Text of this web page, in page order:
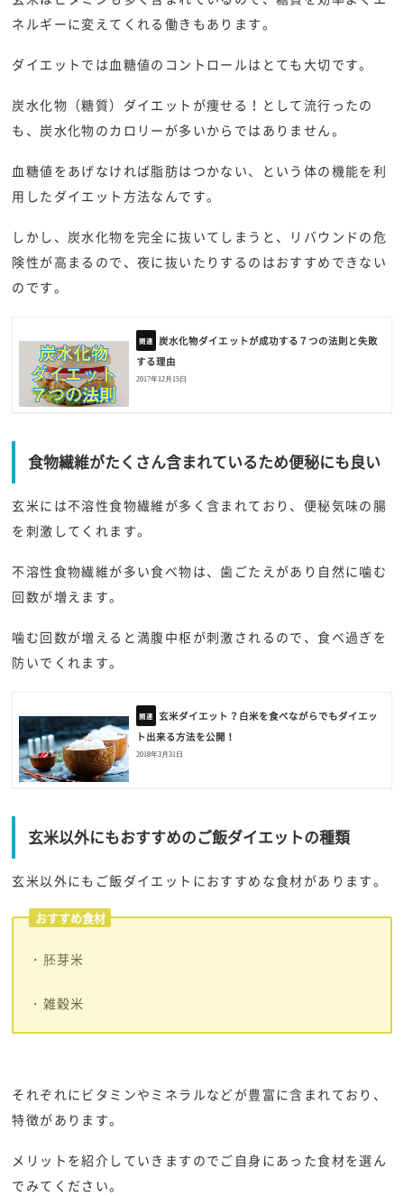
ネルギーに変えてくれる働きもあります。
ダイエットでは血糖値のコントロールはとても大切です。
炭水化物（糖質）ダイエットが痩せる！として流行ったの
も、炭水化物のカロリーが多いからではありません。
血糖値をあげなければ脂肪はつかない、という体の機能を利
用したダイエット方法なんです。
しかし、炭水化物を完全に抜いてしまうと、リバウンドの危
険性が高まるので、夜に抜いたりするのはおすすめできない
のです。
炭水化物ダイエットが成功する７つの法則と失敗
する理由
2017年12月15日
食物繊維がたくさん含まれているため便秘にも良い
玄米には不溶性食物繊維が多く含まれており、便秘気味の腸
を刺激してくれます。
不溶性食物繊維が多い食べ物は、歯ごたえがあり自然に噛む
回数が増えます。
噛む回数が増えると満腹中枢が刺激されるので、食べ過ぎを
防いでくれます。
玄米ダイエット？白米を食べながらでもダイエッ
ト出来る方法を公開！
2018年3月31日
玄米以外にもおすすめのご飯ダイエットの種類
玄米以外にもご飯ダイエットにおすすめな食材があります。
おすすめ食材
・胚芽米
・雑穀米
それぞれにビタミンやミネラルなどが豊富に含まれており、
特徴があります。
メリットを紹介していきますのでご自身にあった食材を選ん
でみてください。